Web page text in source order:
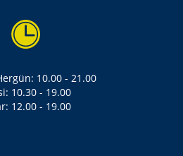
10.00 - 21.00
10.30 - 19.00
12.00 - 19.00